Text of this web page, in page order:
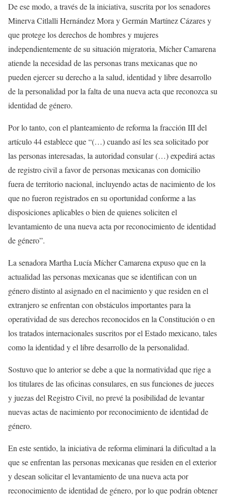
De ese modo, a través de la iniciativa, suscrita por los senadores
Minerva Citlalli Hernández Mora y Germán Martínez Cázares y
que protege los derechos de hombres y mujeres
independientemente de su situación migratoria, Mícher Camarena
atiende la necesidad de las personas trans mexicanas que no
pueden ejercer su derecho a la salud, identidad y libre desarrollo
de la personalidad por la falta de una nueva acta que reconozca su
identidad de género.
Por lo tanto, con el planteamiento de reforma la fracción III del
artículo 44 establece que “(…) cuando así les sea solicitado por
las personas interesadas, la autoridad consular (…) expedirá actas
de registro civil a favor de personas mexicanas con domicilio
fuera de territorio nacional, incluyendo actas de nacimiento de los
que no fueron registrados en su oportunidad conforme a las
disposiciones aplicables o bien de quienes soliciten el
levantamiento de una nueva acta por reconocimiento de identidad
de género”.
La senadora Martha Lucía Mícher Camarena expuso que en la
actualidad las personas mexicanas que se identifican con un
género distinto al asignado en el nacimiento y que residen en el
extranjero se enfrentan con obstáculos importantes para la
operatividad de sus derechos reconocidos en la Constitución o en
los tratados internacionales suscritos por el Estado mexicano, tales
como la identidad y el libre desarrollo de la personalidad.
Sostuvo que lo anterior se debe a que la normatividad que rige a
los titulares de las oficinas consulares, en sus funciones de jueces
y juezas del Registro Civil, no prevé la posibilidad de levantar
nuevas actas de nacimiento por reconocimiento de identidad de
género.
En este sentido, la iniciativa de reforma eliminará la dificultad a la
que se enfrentan las personas mexicanas que residen en el exterior
y desean solicitar el levantamiento de una nueva acta por
reconocimiento de identidad de género, por lo que podrán obtener